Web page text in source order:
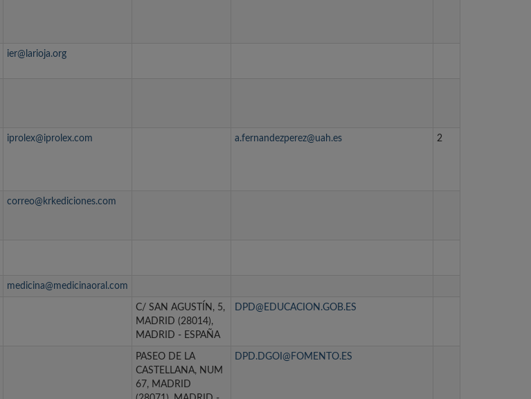
ier@larioja.org
iprolex@iprolex.com a.fernandezperez@uah.es 2
correo@krkediciones.com
medicina@medicinaoral.com
C/ SAN AGUSTÍN, 5,
MADRID (28014),
MADRID - ESPAÑA
DPD@EDUCACION.GOB.ES
PASEO DE LA
CASTELLANA, NUM
67, MADRID
DPD.DGOI@FOMENTO.ES